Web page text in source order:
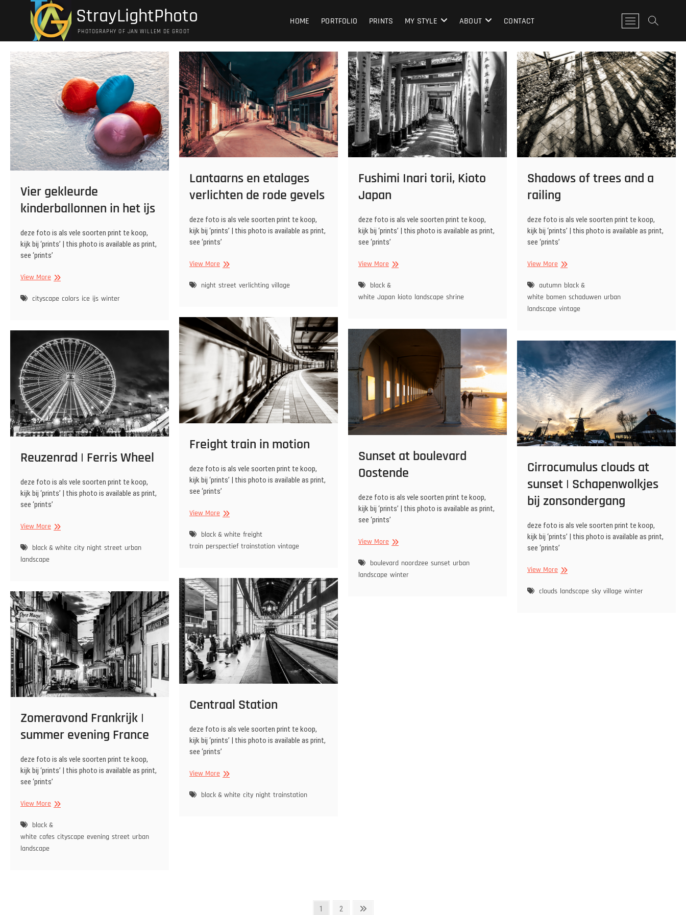
StrayLightPhoto
PHOTOGRAPHY OF JAN WILLEM DE GROOT
HOME PORTFOLIO PRINTS MY STYLE ABOUT CONTACT
M
e
n
u
k
n
o
p
Vier gekleurde
kinderballonnen in het ijs
deze foto is als vele soorten print te koop,
kijk bij ‘prints’ | this photo is available as print,
see ‘prints’
View MoreVier
kinderballonnen
ijs
cityscape colors ice ijs winter
Lantaarns en etalages
verlichten de rode gevels
deze foto is als vele soorten print te koop,
kijk bij ‘prints’ | this photo is available as print,
see ‘prints’
View MoreLantaarns
etalages
rode
gevels
night street verlichting village
Fushimi Inari torii, Kioto
Japan
deze foto is als vele soorten print te koop,
kijk bij ‘prints’ | this photo is available as print,
see ‘prints’
View MoreFushimi
Kioto
Japan
black &
white Japan kioto landscape shrine
Shadows of trees and a
railing
deze foto is als vele soorten print te koop,
kijk bij ‘prints’ | this photo is available as print,
see ‘prints’
View MoreShadows
trees
and
a
autumn black &
white bomen schaduwen urban
landscape vintage
Freight train in motion
deze foto is als vele soorten print te koop,
kijk bij ‘prints’ | this photo is available as print,
see ‘prints’
View MoreFreight
in
motion
black & white freight
train perspectief trainstation vintage
Sunset at boulevard
Oostende
deze foto is als vele soorten print te koop,
kijk bij ‘prints’ | this photo is available as print,
see ‘prints’
View MoreSunset
boulevard
Oostende
boulevard noordzee sunset urban
landscape winter
Reuzenrad | Ferris Wheel
deze foto is als vele soorten print te koop,
kijk bij ‘prints’ | this photo is available as print,
see ‘prints’
View MoreReuzenrad
Ferris
black & white city night street urban
landscape
Cirrocumulus clouds at
sunset | Schapenwolkjes
bij zonsondergang
deze foto is als vele soorten print te koop,
kijk bij ‘prints’ | this photo is available as print,
see ‘prints’
View MoreCirrocumulus
at
clouds landscape sky village winter
Centraal Station
deze foto is als vele soorten print te koop,
kijk bij ‘prints’ | this photo is available as print,
see ‘prints’
View MoreCentraal
black & white city night trainstation
Zomeravond Frankrijk |
summer evening France
deze foto is als vele soorten print te koop,
kijk bij ‘prints’ | this photo is available as print,
see ‘prints’
View MoreZomeravond
|
summer
black &
white cafes cityscape evening street urban
landscape
Pagina
1 Pagina
2
Volgende